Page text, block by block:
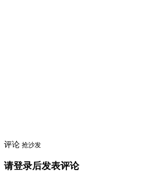
评论 抢沙发
请登录后发表评论